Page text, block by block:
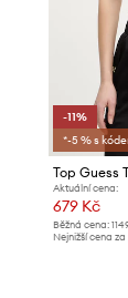
-11%
*-5 % s
Top Guess
Aktuální cena:
679 Kč
Běžná cena:
Nejnižší cena